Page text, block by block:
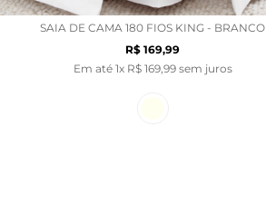
SAIA DE CAMA 180 FIOS KING - BRANCO
R$ 169,99
Em até 1x R$ 169, 99sem juros